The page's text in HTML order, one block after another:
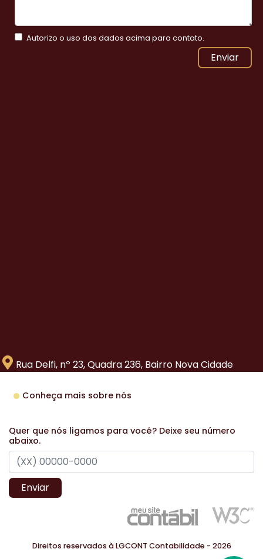
Autorizo o uso dos dados acima para contato.
Enviar
Rua Delfi, nº 23, Quadra 236, Bairro Nova Cidade
Conheça mais sobre nós
Quer que nós ligamos para você? Deixe seu número
abaixo.
Enviar
Direitos reservados à LGCONT Contabilidade - 2026